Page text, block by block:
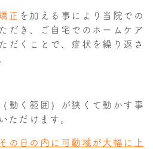
正 を加える事により当院での
だき、ご自宅でのホームケア
だくことで、症状を繰り返さ
動く範囲）が狭くて動かす事
ただけます。
その日の内に可動域が大幅に上